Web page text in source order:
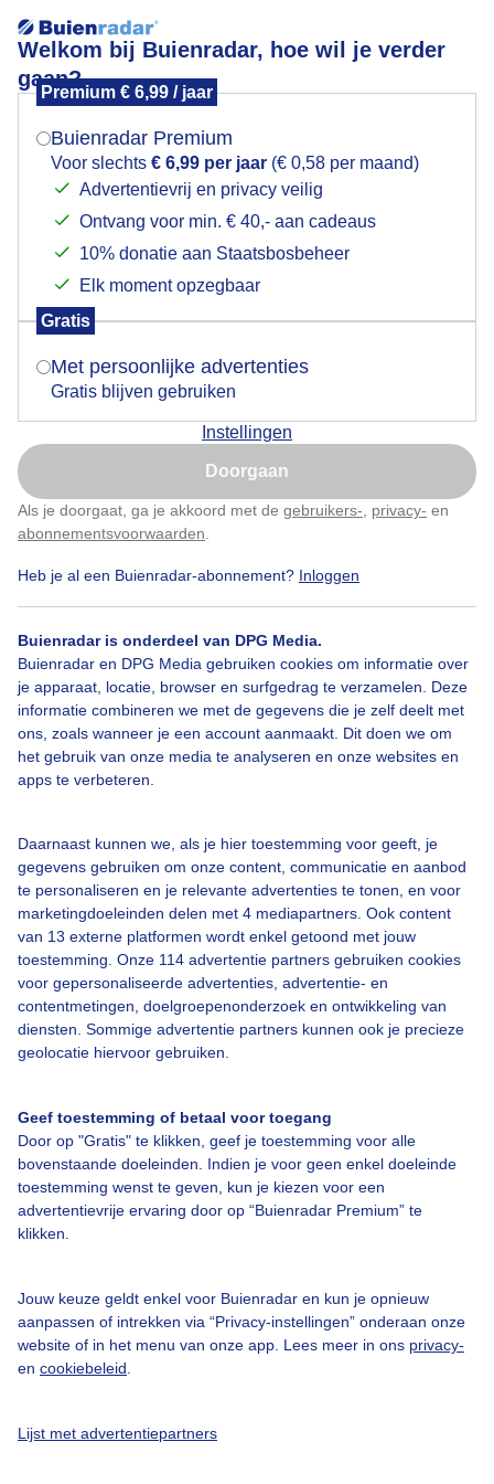
Welkom bij Buienradar, hoe wil je verder
gaan?
Premium € 6,99 / jaar
Buienradar Premium
Voor slechts € 6,99 per jaar (€ 0,58 per maand)
Advertentievrij en privacy veilig
Ontvang voor min. € 40,- aan cadeaus
10% donatie aan Staatsbosbeheer
Elk moment opzegbaar
Gratis
Met persoonlijke advertenties
Gratis blijven gebruiken
Instellingen
Doorgaan
Als je doorgaat, ga je akkoord met de gebruikers- privacy- en
abonnementsvoorwaarden
Heb je al een Buienradar-abonnement? Inloggen
Buienradar is onderdeel van DPG Media.
Buienradar en DPG Media gebruiken cookies om informatie over
je apparaat, locatie, browser en surfgedrag te verzamelen. Deze
informatie combineren we met de gegevens die je zelf deelt met
ons, zoals wanneer je een account aanmaakt. Dit doen we om
het gebruik van onze media te analyseren en onze websites en
apps te verbeteren.
Daarnaast kunnen we, als je hier toestemming voor geeft, je
gegevens gebruiken om onze content, communicatie en aanbod
te personaliseren en je relevante advertenties te tonen, en voor
marketingdoeleinden delen met 4 mediapartners. Ook content
van 13 externe platformen wordt enkel getoond met jouw
toestemming. Onze 114 advertentie partners gebruiken cookies
voor gepersonaliseerde advertenties, advertentie- en
contentmetingen, doelgroepenonderzoek en ontwikkeling van
diensten. Sommige advertentie partners kunnen ook je precieze
geolocatie hiervoor gebruiken.
Geef toestemming of betaal voor toegang
Door op "Gratis" te klikken, geef je toestemming voor alle
bovenstaande doeleinden. Indien je voor geen enkel doeleinde
toestemming wenst te geven, kun je kiezen voor een
advertentievrije ervaring door op “Buienradar Premium” te
klikken.
Jouw keuze geldt enkel voor Buienradar en kun je opnieuw
aanpassen of intrekken via “Privacy-instellingen” onderaan onze
website of in het menu van onze app. Lees meer in ons privacy-
en cookiebeleid
Lijst met advertentiepartners
Bewolking
Nog wat bewolking met zonsopkomst vanmorgen
Door: Ton Wesselius Gemaakt: 21-05-2026, 40x bekeken
Bekijk slideshow
Een moment geduld aub...
Over Buienradar
Veelgestelde vragen
Contact
Toegankelijkheid
Buienradar Team
Privacy beleid
Privacy instellingen
Mogen we je locatie gebruiken voor het
Indien je hier nog geen akkoord op hebt gegeven,
verschijnt er zo een pop-up uit je browser waarin
Is goed, toon de popup
Nu niet, misschien later
Klik hierom dit aan te passen